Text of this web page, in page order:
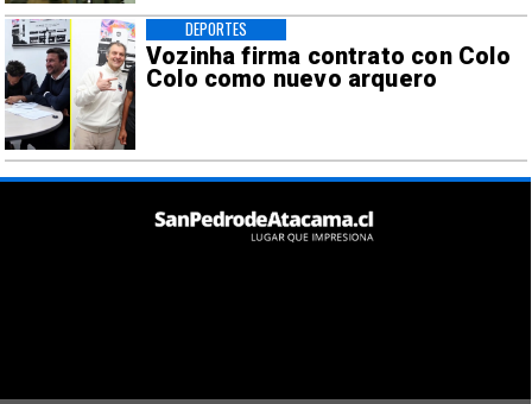
Vozinha firma contrato con Colo
Colo como nuevo arquero
DEPORTES